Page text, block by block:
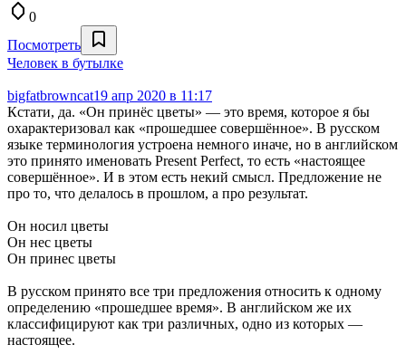
0
Посмотреть
Человек в бутылке
bigfatbrowncat19 апр 2020 в 11:17
Кстати, да. «Он принёс цветы» — это время, которое я бы
охарактеризовал как «прошедшее совершённое». В русском
языке терминология устроена немного иначе, но в английском
это принято именовать Present Perfect, то есть «настоящее
совершённое». И в этом есть некий смысл. Предложение не
про то, что делалось в прошлом, а про результат.
Он носил цветы
Он нес цветы
Он принес цветы
В русском принято все три предложения относить к одному
определению «прошедшее время». В английском же их
классифицируют как три различных, одно из которых —
настоящее.